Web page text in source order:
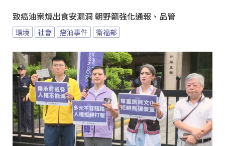
致癌油案燒出食安漏洞 朝野籲強化通報、品管
環境 社會 癌油事件 衛福部